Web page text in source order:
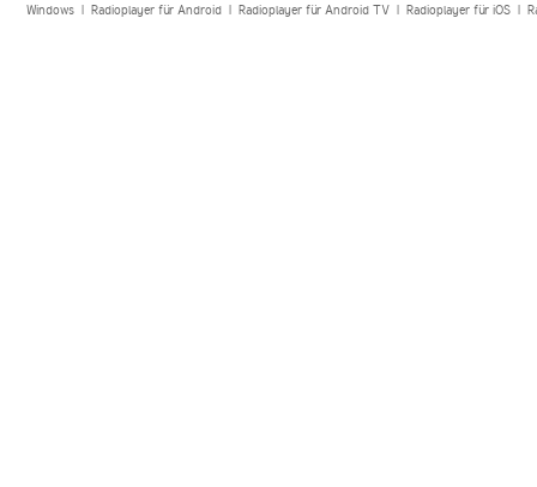
Windows| Radioplayer für Android| Radioplayer für Android TV| Radioplayer für iOS|